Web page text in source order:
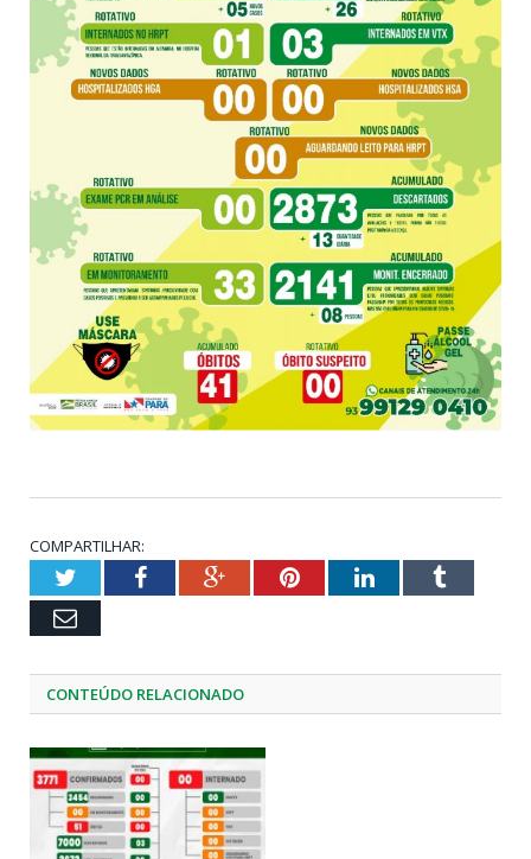
COMPARTILHAR:
TwitterFacebookGoogle+PinterestLinkedInTumblr
Email
CONTEÚDO RELACIONADO